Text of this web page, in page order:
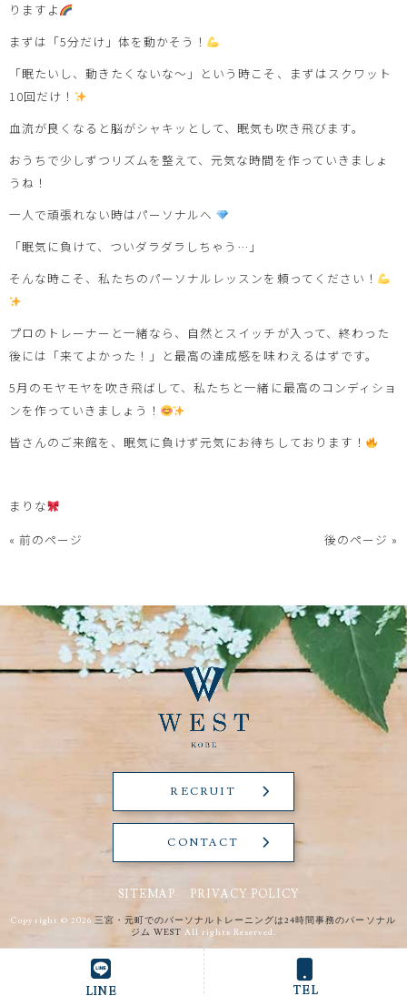
りますよ
まずは「5分だけ」体を動かそう！
「眠たいし、動きたくないな〜」という時こそ、まずはスクワット
10回だけ！
血流が良くなると脳がシャキッとして、眠気も吹き飛びます。
おうちで少しずつリズムを整えて、元気な時間を作っていきましょ
うね！
一人で頑張れない時はパーソナルへ
「眠気に負けて、ついダラダラしちゃう…」
そんな時こそ、私たちのパーソナルレッスンを頼ってください！
プロのトレーナーと一緒なら、自然とスイッチが入って、終わった
後には「来てよかった！」と最高の達成感を味わえるはずです。
5月のモヤモヤを吹き飛ばして、私たちと一緒に最高のコンディショ
ンを作っていきましょう！
皆さんのご来館を、眠気に負けず元気にお待ちしております！
まりな
« 前のページ
後のページ »
RECRUIT
CONTACT
SITEMAP PRIVACY POLICY
Copyright © 2026 三宮・元町でのパーソナルトレーニングは24時間事務のパーソナル
ジム WEST All rights Reserved.
LINE TEL